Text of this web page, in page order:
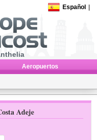
Español
Aeropuertos
Adeje